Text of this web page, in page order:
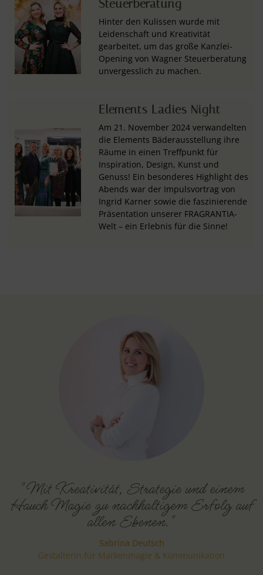
Steuerberatung
Hinter den Kulissen wurde mit
Leidenschaft und Kreativität
gearbeitet, um das große Kanzlei-
Opening von Wagner Steuerberatung
unvergesslich zu machen.
Elements Ladies Night
Am 21. November 2024 verwandelten
die Elements Bäderausstellung ihre
Räume in einen Treffpunkt für
Inspiration, Design, Kunst und
Genuss! Ein besonderes Highlight des
Abends war der Impulsvortrag von
Ingrid Karner sowie die faszinierende
Präsentation unserer FRAGRANTIA-
Welt – ein Erlebnis für die Sinne!
"Mit Kreativität, Strategie und einem
Hauch Magie zu nachhaltigem Erfolg auf
allen Ebenen."
Sabrina Deutsch
Gestalterin für Markenmagie & Kommunikation